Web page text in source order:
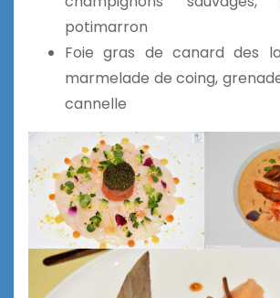
potimarron
Foie gras de canard des
marmelade de coing,
cannelle